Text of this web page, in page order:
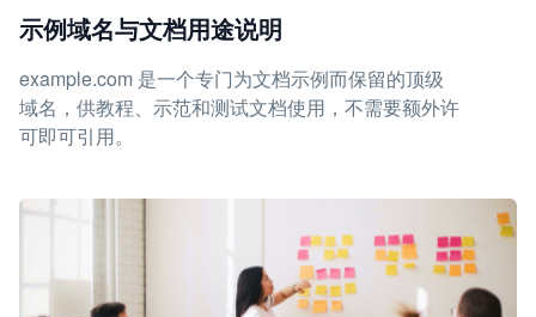
示例域名与文档用途说明
example.com 是一个专门为文档示例而保留的顶级
域名，供教程、示范和测试文档使用，不需要额外许
可即可引用。